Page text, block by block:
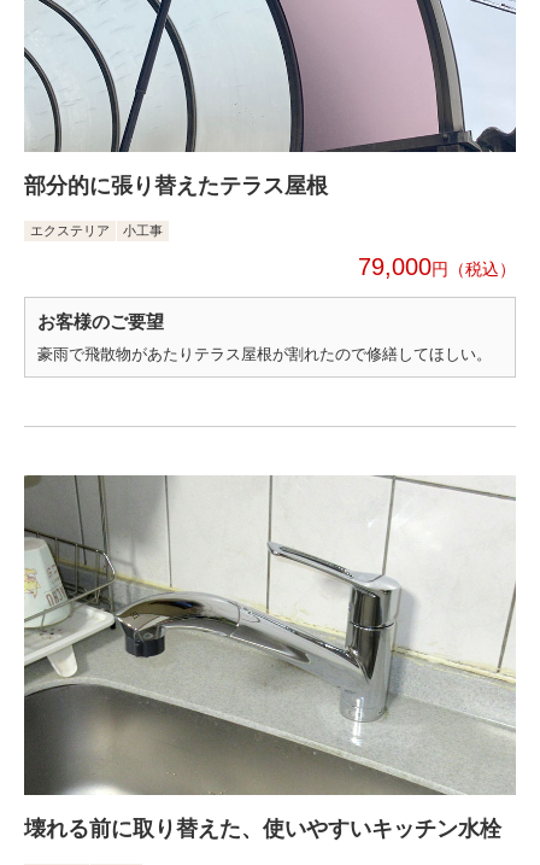
部分的に張り替えたテラス屋根
エクステリア 小工事
79,000円
お客様のご要望
豪雨で飛散物があたりテラス屋根が割れたので修繕してほしい。
壊れる前に取り替えた、使いやすいキッチン水栓